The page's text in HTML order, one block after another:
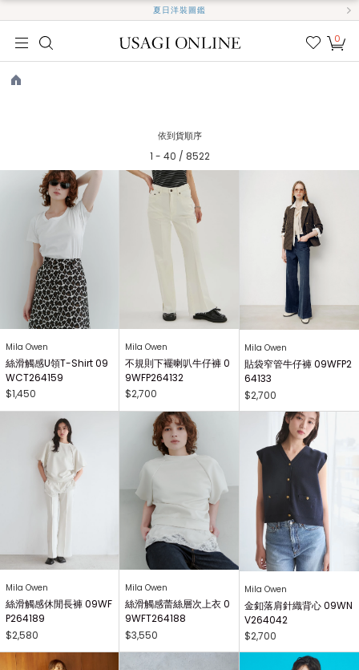
夏日洋裝圖鑑
我的
0
依到貨順序
1 - 40 / 8522
Mila Owen
絲滑觸感U領T-Shirt 09
WCT264159
$1,450
Mila Owen
不規則下襬喇叭牛仔褲 0
9WFP264132
$2,700
Mila Owen
貼袋窄管牛仔褲 09WFP2
64133
$2,700
Mila Owen
絲滑觸感休閒長褲 09WF
P264189
$2,580
Mila Owen
絲滑觸感蕾絲層次上衣 0
9WFT264188
$3,550
Mila Owen
金釦落肩針織背心 09WN
V264042
$2,700